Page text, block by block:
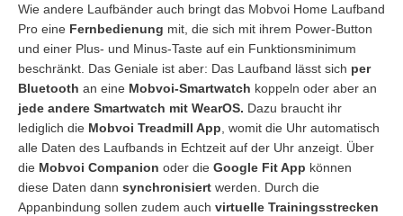
Wie andere Laufbänder auch bringt das Mobvoi Home Laufband
Pro eine Fernbedienung mit, die sich mit ihrem Power-Button
und einer Plus- und Minus-Taste auf ein Funktionsminimum
beschränkt. Das Geniale ist aber: Das Laufband lässt sich per
Bluetooth an eine Mobvoi-Smartwatch koppeln oder aber an
jede andere Smartwatch mit WearOS. Dazu braucht ihr
lediglich die Mobvoi Treadmill App , womit die Uhr automatisch
alle Daten des Laufbands in Echtzeit auf der Uhr anzeigt. Über
die Mobvoi Companion oder die Google Fit App können
diese Daten dann synchronisiert werden. Durch die
Appanbindung sollen zudem auch virtuelle Trainingsstrecken